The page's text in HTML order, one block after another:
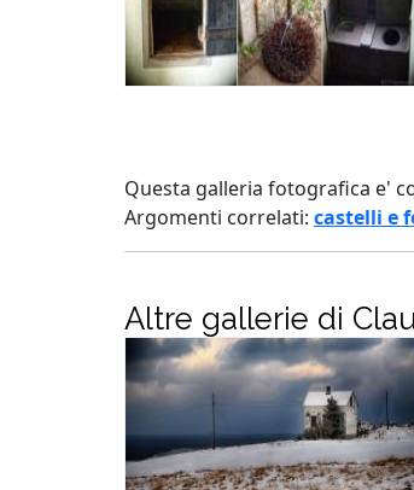
Questa galleria fotografica e'
Argomenti correlati: castelli e
Altre gallerie di